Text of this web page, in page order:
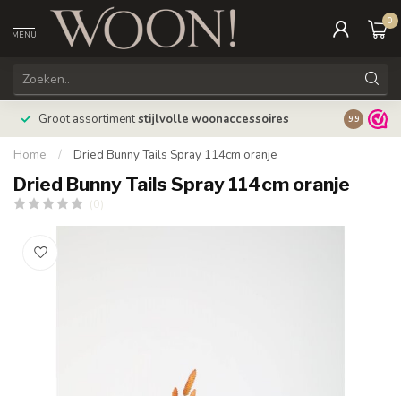
MENU
0
Groot assortimentstijlvolle woonaccessoires 9.9
Home / Dried Bunny Tails Spray 114cm oranje
Dried Bunny Tails Spray 114cm oranje
(0)